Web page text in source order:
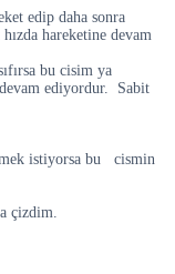
edip daha sonra
hareketine devam
bu cisim ya
ediyordur. Sabit
istiyorsa bu cismin
çizdim.